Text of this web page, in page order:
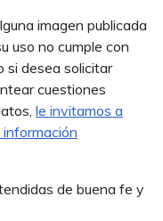
imagen publicada
uso no cumple con
si desea solicitar
cuestiones
le invitamos a
de buena fe y